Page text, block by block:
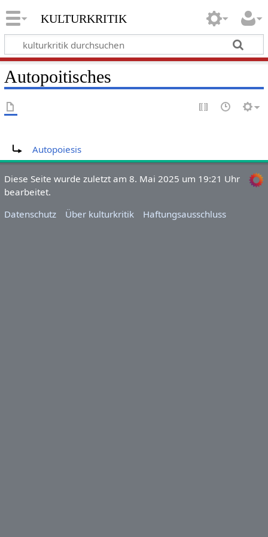
kulturkritik
Autopoitisches
Autopoiesis
Diese Seite wurde zuletzt am 8. Mai 2025 um 19:21 Uhr
bearbeitet.
Datenschutz
Über kulturkritik Haftungsausschluss